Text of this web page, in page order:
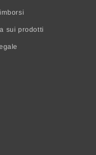
sui prodotti